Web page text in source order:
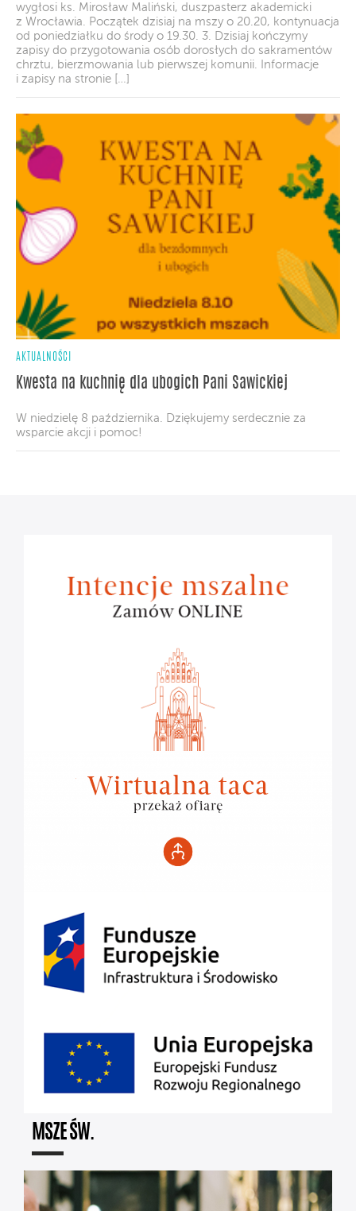
wygłosi ks. Mirosław Maliński, duszpasterz akademicki
z Wrocławia. Początek dzisiaj na mszy o 20.20, kontynuacja
od poniedziałku do środy o 19.30. 3. Dzisiaj kończymy
zapisy do przygotowania osób dorosłych do sakramentów
chrztu, bierzmowania lub pierwszej komunii. Informacje
i zapisy na stronie […]
AKTUALNOŚCI
Kwesta na kuchnię dla ubogich Pani Sawickiej
W niedzielę 8 października. Dziękujemy serdecznie za
wsparcie akcji i pomoc!
MSZE ŚW.